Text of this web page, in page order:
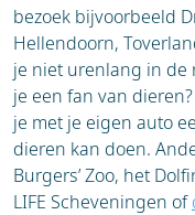
bezoek bijvoorbeeld
Hellendoorn,
je niet urenlang in de
je een fan van
je met je eigen auto
dieren kan doen.
Burgers’ Zoo, het
LIFE Scheveningen of